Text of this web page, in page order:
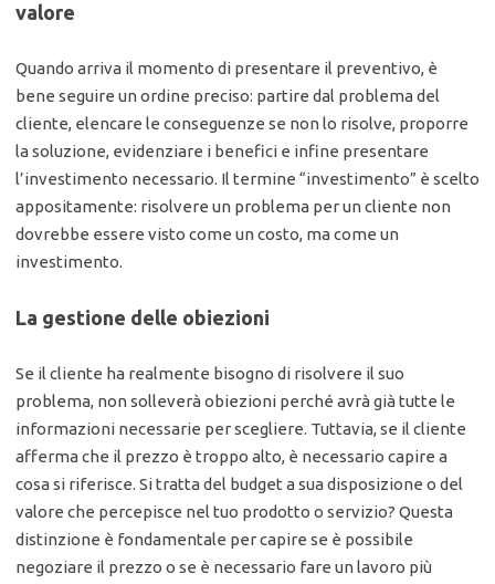
valore
Quando arriva il momento di presentare il preventivo, è
bene seguire un ordine preciso: partire dal problema del
cliente, elencare le conseguenze se non lo risolve, proporre
la soluzione, evidenziare i benefici e infine presentare
l’investimento necessario. Il termine “investimento” è scelto
appositamente: risolvere un problema per un cliente non
dovrebbe essere visto come un costo, ma come un
investimento.
La gestione delle obiezioni
Se il cliente ha realmente bisogno di risolvere il suo
problema, non solleverà obiezioni perché avrà già tutte le
informazioni necessarie per scegliere. Tuttavia, se il cliente
afferma che il prezzo è troppo alto, è necessario capire a
cosa si riferisce. Si tratta del budget a sua disposizione o del
valore che percepisce nel tuo prodotto o servizio? Questa
distinzione è fondamentale per capire se è possibile
negoziare il prezzo o se è necessario fare un lavoro più